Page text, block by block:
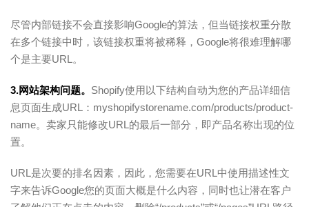
尽管内部链接不会直接影响Google的算法，但当链接权重分散
在多个链接中时，该链接权重将被稀释，Google将很难理解哪
个是主要URL。
3.网站架构问题。 Shopify使用以下结构自动为您的产品详细信
息页面生成URL：myshopifystorename.com/products/product-
name。卖家只能修改URL的最后一部分，即产品名称出现的位
置。
URL是次要的排名因素，因此，您需要在URL中使用描述性文
字来告诉Google您的页面大概是什么内容，同时也让潜在客户